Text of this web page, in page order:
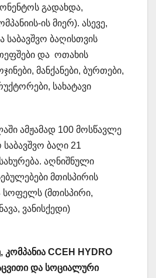
გადახდა,
ის მიერ). ასევე,
საბავშვო ბაღისთვის
თეფშები და ოთახის
მანქანები, ბურთები,
სახატავი
ამჟამად 100 მოსწავლე
ბაღი 21
აღნიშნული
მთისპირის
სოფელს (მთისპირი,
ვანისქედი)
CCEH HYDRO
და სოციალური